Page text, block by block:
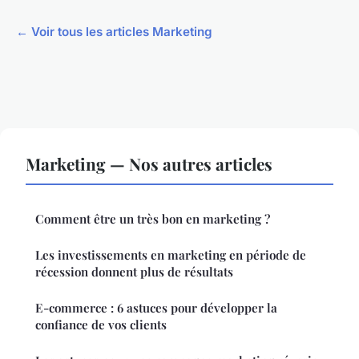
← Voir tous les articles Marketing
Marketing — Nos autres articles
Comment être un très bon en marketing ?
Les investissements en marketing en période de
récession donnent plus de résultats
E-commerce : 6 astuces pour développer la
confiance de vos clients